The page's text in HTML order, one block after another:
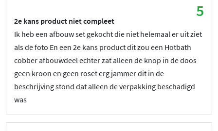
5
2e kans product niet compleet
Ik heb een afbouw set gekocht die niet helemaal er uit ziet
als de foto En een 2e kans product dit zou een Hotbath
cobber afbouwdeel echter zat alleen de knop in de doos
geen kroon en geen roset erg jammer dit in de
beschrijving stond dat alleen de verpakking beschadigd
was